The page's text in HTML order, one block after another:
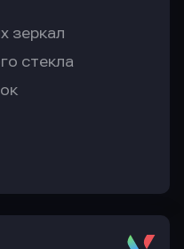
зеркал
стекла